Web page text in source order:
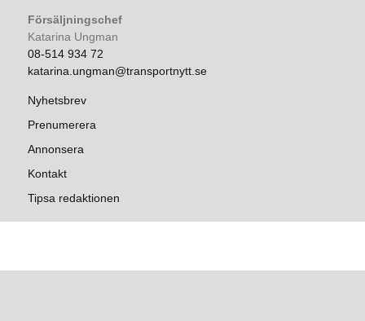
Försäljningschef
Katarina Ungman
08-514 934 72
katarina.ungman@transportnytt.se
Nyhetsbrev
Prenumerera
Annonsera
Kontakt
Tipsa redaktionen